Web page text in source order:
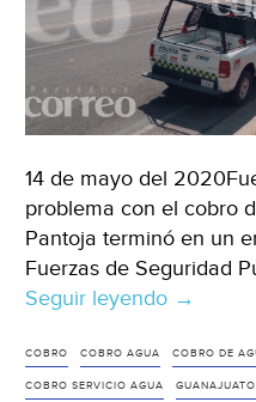
14 de mayo del
problema con el cobro
Pantoja terminó en un
Fuerzas de Seguridad
Seguir leyendo
por
cobro
→
COBRO COBRO AGUA COBRO DE
COBRO SERVICIO AGUA GUANAJUATO